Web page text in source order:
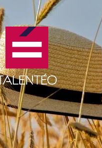
CONSEILS
EMPLOI